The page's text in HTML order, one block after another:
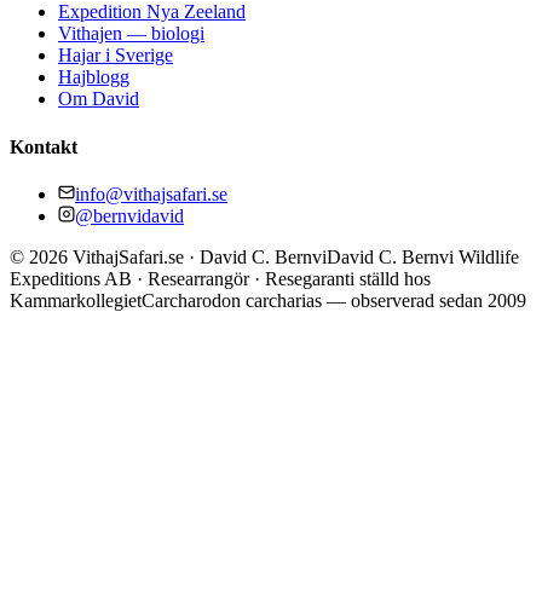
Expedition Nya Zeeland
Vithajen — biologi
Hajar i Sverige
Hajblogg
Om David
Kontakt
info@vithajsafari.se
@bernvidavid
© 2026 VithajSafari.se · David C. BernviDavid C. Bernvi Wildlife
Expeditions AB · Researrangör · Resegaranti ställd hos
KammarkollegietCarcharodon carcharias — observerad sedan 2009